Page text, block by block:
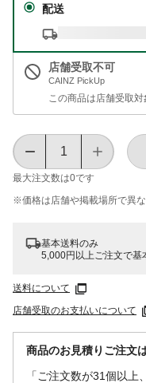
配送
店舗受取不可
CAINZ PickUp
この商品は店舗受取対
最大注文数は0です
※価格は​店舗や​掲載場所で​異な
基本送料のみ
5,000円以上ご注文で基
送料について
店舗受取のお支払いについて
商品のお見積りご注文
「ご注文数が31個以